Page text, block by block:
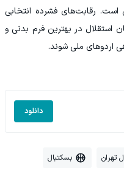
است. رقابت‌های فشرده انتخابی
استقلال در بهترین فرم بدنی و
اردوهای ملی شوند.
دانلود
تهران بسکتبال